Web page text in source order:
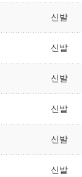
신발
신발
신발
신발
신발
신발